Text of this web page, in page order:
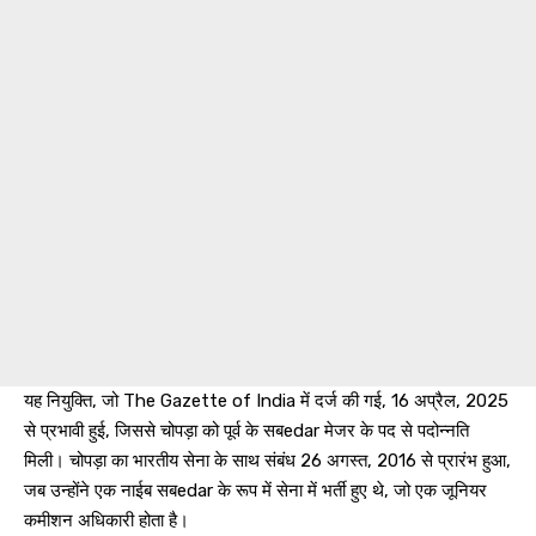
यह नियुक्ति, जो The Gazette of India में दर्ज की गई, 16 अप्रैल, 2025
से प्रभावी हुई, जिससे चोपड़ा को पूर्व के सबedar मेजर के पद से पदोन्नति
मिली। चोपड़ा का भारतीय सेना के साथ संबंध 26 अगस्त, 2016 से प्रारंभ हुआ,
जब उन्होंने एक नाईब सबedar के रूप में सेना में भर्ती हुए थे, जो एक जूनियर
कमीशन अधिकारी होता है।